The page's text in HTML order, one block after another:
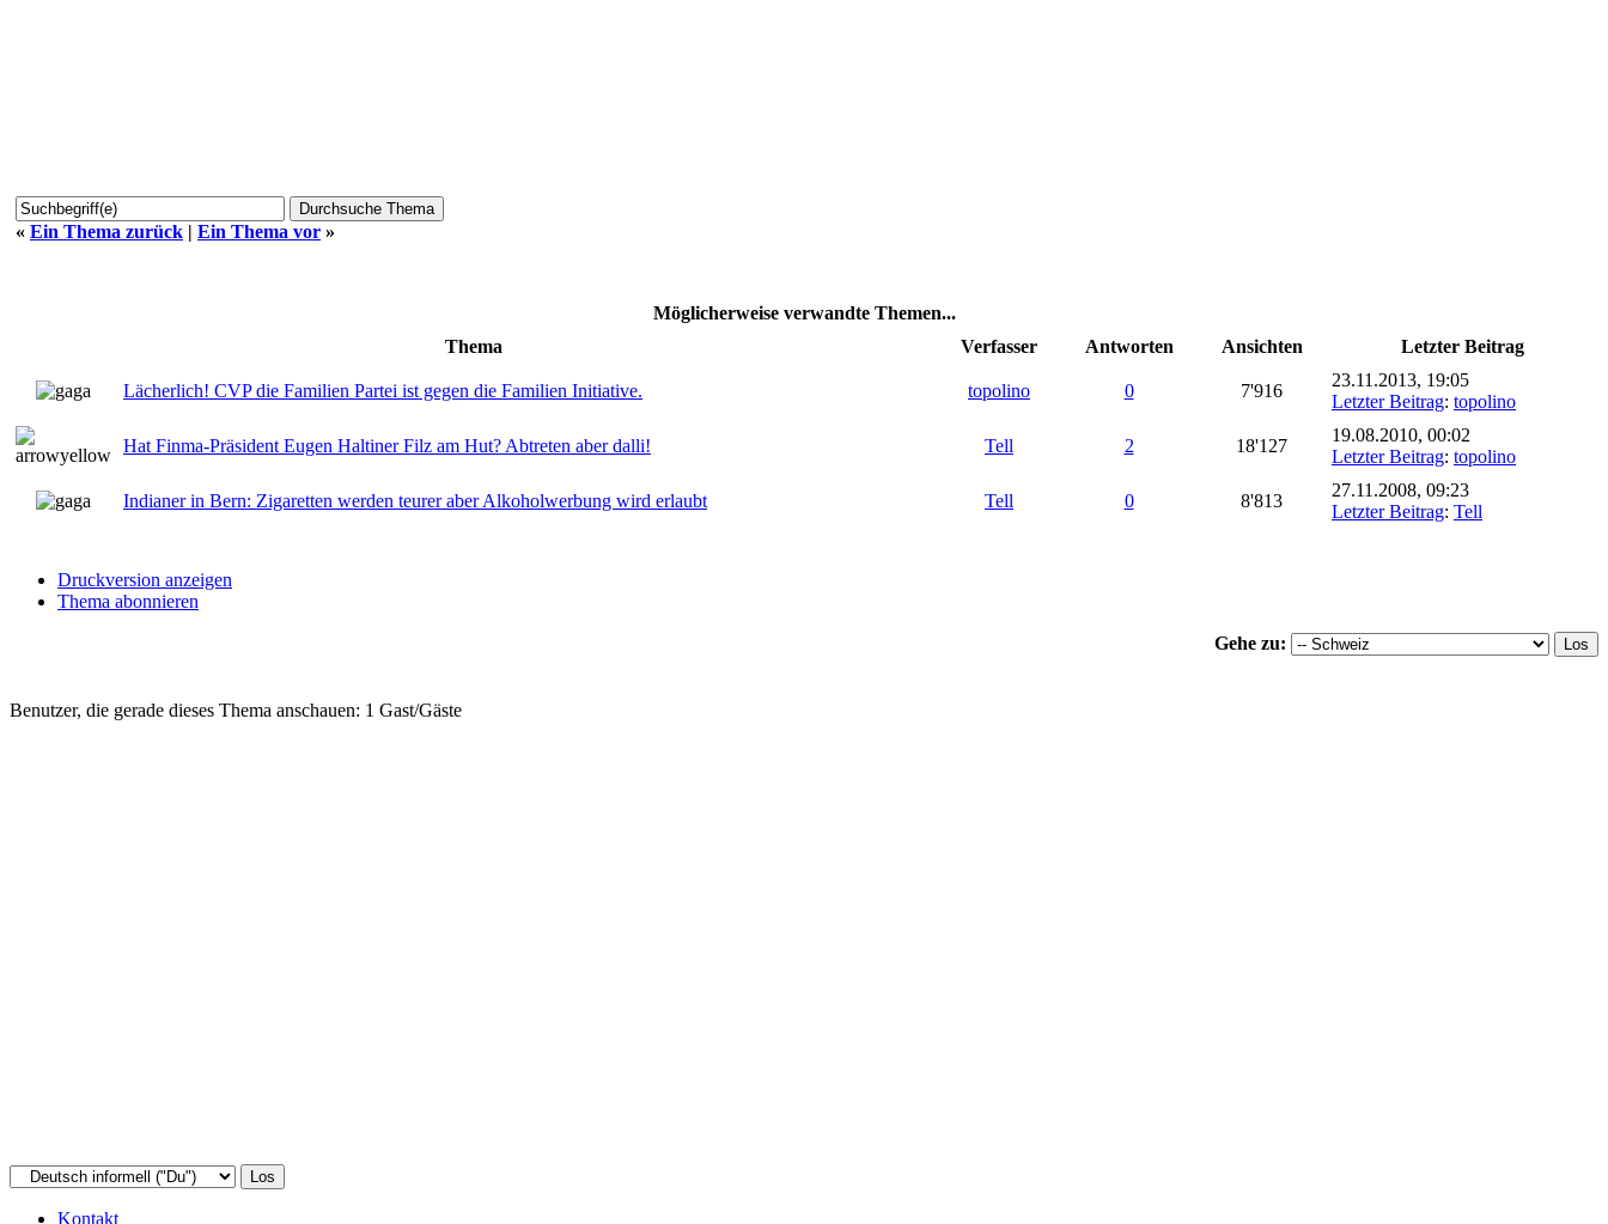
« Ein Thema zurück | Ein Thema vor »
Möglicherweise verwandte Themen...
Thema
Verfasser Antworten Ansichten Letzter Beitrag
Lächerlich! CVP die Familien Partei ist gegen die Familien Initiative. topolino 0 7'916
23.11.2013, 19:05
Letzter Beitrag: topolino
Hat Finma-Präsident Eugen Haltiner Filz am Hut? Abtreten aber dalli! Tell 2 18'127
19.08.2010, 00:02
Letzter Beitrag: topolino
Indianer in Bern: Zigaretten werden teurer aber Alkoholwerbung wird erlaubt Tell 0 8'813
27.11.2008, 09:23
Letzter Beitrag: Tell
Druckversion anzeigen
Thema abonnieren
Gehe zu:
Benutzer, die gerade dieses Thema anschauen: 1 Gast/Gäste
Kontakt